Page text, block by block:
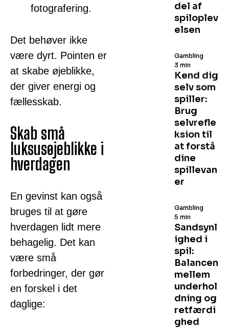
fotografering.
Det behøver ikke
være dyrt. Pointen er
at skabe øjeblikke,
der giver energi og
fællesskab.
Skab små
luksusøjeblikke i
hverdagen
En gevinst kan også
bruges til at gøre
hverdagen lidt mere
behagelig. Det kan
være små
forbedringer, der gør
en forskel i det
daglige:
del af
spiloplev
elsen
Kend dig
selv som
spiller:
Brug
selvrefle
ksion til
at forstå
dine
spillevan
er
Gambling
3 min
Sandsynl
ighed i
spil:
Balancen
mellem
underhol
dning og
retfærdi
ghed
Gambling
5 min